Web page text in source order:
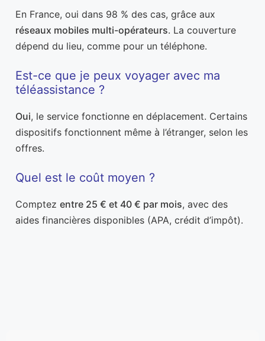
En France, oui dans 98 % des cas, grâce aux
réseaux mobiles multi-opérateurs. La couverture
dépend du lieu, comme pour un téléphone.
Est-ce que je peux voyager avec ma
téléassistance ?
Oui, le service fonctionne en déplacement. Certains
dispositifs fonctionnent même à l’étranger, selon les
offres.
Quel est le coût moyen ?
Comptez entre 25 € et 40 € par mois, avec des
aides financières disponibles (APA, crédit d’impôt).